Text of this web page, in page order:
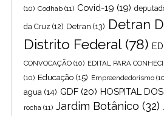
(10) Codhab (11) Covid-19 (19)
da Cruz (12) Detran (13) Detran
Distrito Federal(78)
CONVOCAÇÃO (10) EDITAL PARA
(10) Educação (15) Empreendedorismo
agua (14) GDF (20) HOSPITAL
rocha (11) Jardim Botânico (32)